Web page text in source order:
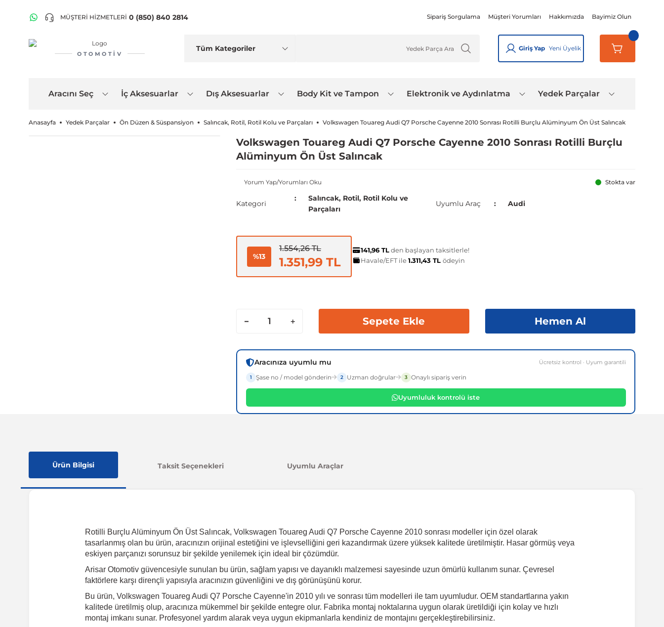
MÜŞTERİ HİZMETLERİ 0 (850) 840 2814 Sipariş Sorgulama Müşteri Yorumları Hakkımızda Bayimiz Olun
OTOMOTIV
Giriş Yap Yeni Üyelik
Aracını Seç İç Aksesuarlar Dış Aksesuarlar Body Kit ve Tampon Elektronik ve Aydınlatma Yedek Parçalar
Anasayfa Yedek Parçalar Ön Düzen & Süspansiyon Salıncak, Rotil, Rotil Kolu ve Parçaları Volkswagen Touareg Audi Q7 Porsche Cayenne 2010 Sonrası Rotilli Burçlu Alüminyum Ön Üst Salıncak
Volkswagen Touareg Audi Q7 Porsche Cayenne 2010 Sonrası Rotilli Burçlu
Alüminyum Ön Üst Salıncak
Yorum Yap/Yorumları Oku Stokta var
Kategori
Salıncak, Rotil, Rotil Kolu ve
Parçaları
Uyumlu Araç Audi
%13
1.554,26 TL
1.351,99 TL
141,96 TLden başlayan taksitlerle!
Havale/EFT ile1.311,43 TL ödeyin
Sepete Ekle Hemen Al
Aracınıza uyumlu mu Ücretsiz kontrol · Uyum garantili
1 Şase no / model gönderin 2 Uzman doğrular 3 Onaylı sipariş verin
Uyumluluk kontrolü iste
Ürün Bilgisi Taksit Seçenekleri Uyumlu Araçlar
Rotilli Burçlu Alüminyum Ön Üst Salıncak, Volkswagen Touareg Audi Q7 Porsche Cayenne 2010 sonrası modeller için özel olarak
tasarlanmış olan bu ürün, aracınızın orijinal estetiğini ve işlevselliğini geri kazandırmak üzere yüksek kalitede üretilmiştir. Hasar görmüş veya
eskiyen parçanızı sorunsuz bir şekilde yenilemek için ideal bir çözümdür.
Arisar Otomotiv güvencesiyle sunulan bu ürün, sağlam yapısı ve dayanıklı malzemesi sayesinde uzun ömürlü kullanım sunar. Çevresel
faktörlere karşı dirençli yapısıyla aracınızın güvenliğini ve dış görünüşünü korur.
Bu ürün, Volkswagen Touareg Audi Q7 Porsche Cayenne'in 2010 yılı ve sonrası tüm modelleri ile tam uyumludur. OEM standartlarına yakın
kalitede üretilmiş olup, aracınıza mükemmel bir şekilde entegre olur. Fabrika montaj noktalarına uygun olarak üretildiği için kolay ve hızlı
montaj imkanı sunar. Profesyonel yardım alarak veya uygun ekipmanlarla kendiniz de montajını gerçekleştirebilirsiniz.